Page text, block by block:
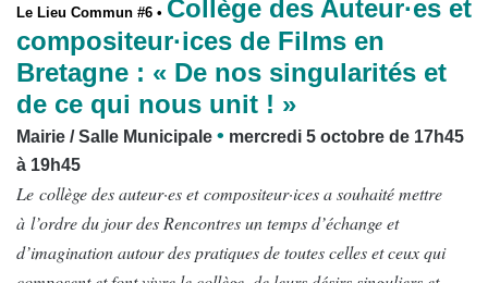
Le Lieu Commun #6 • Collège des Auteur·es et
compositeur·ices de Films en
Bretagne : « De nos singularités et
de ce qui nous unit ! »
Mairie / Salle Municipale • mercredi 5 octobre de 17h45
à 19h45
Le collège des auteur·es et compositeur·ices a souhaité mettre
à l’ordre du jour des Rencontres un temps d’échange et
d’imagination autour des pratiques de toutes celles et ceux qui